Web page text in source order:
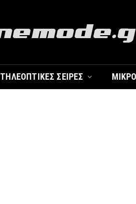
ΤΗΛΕΟΠΤΙΚΈΣ ΣΕΙΡΈΣ